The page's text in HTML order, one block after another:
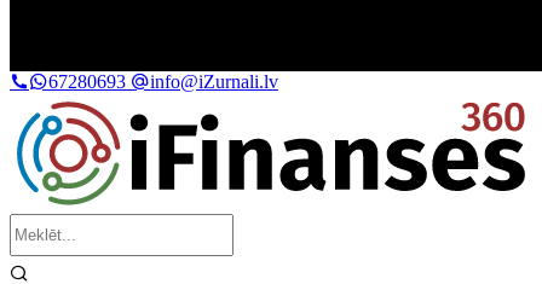
67280693 info@iZurnali.lv